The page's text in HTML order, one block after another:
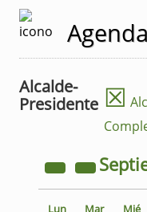
Alcalde-
Presidente ☒
Lun Mar Mié